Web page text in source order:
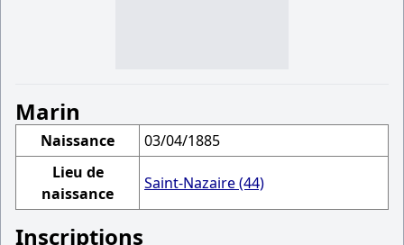
Marin
Naissance
03/04/1885
Lieu de
naissance
Saint-Nazaire (44)
Inscriptions